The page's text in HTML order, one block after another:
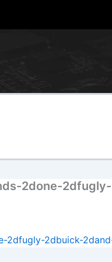
2done-
2dbuick-